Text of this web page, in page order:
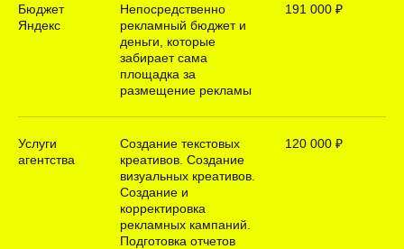
Бюджет
Яндекс
Непосредственно
рекламный бюджет и
деньги, которые
забирает сама
площадка за
размещение рекламы
191 000 ₽
Услуги
агентства
Создание текстовых
креативов. Создание
визуальных креативов.
Создание и
корректировка
рекламных кампаний.
Подготовка отчетов
120 000 ₽